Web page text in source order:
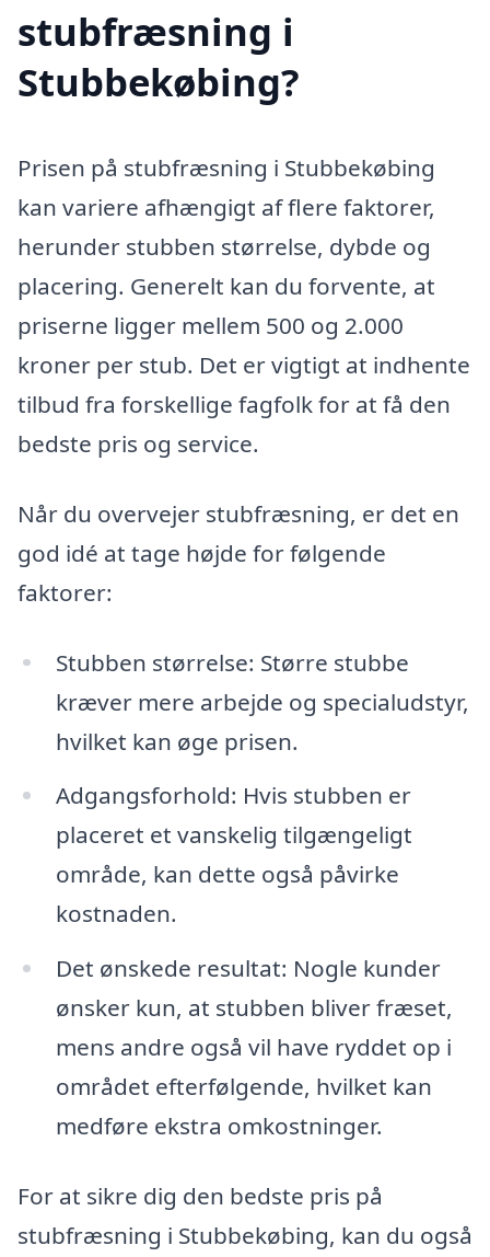
stubfræsning i
Stubbekøbing?
Prisen på stubfræsning i Stubbekøbing
kan variere afhængigt af flere faktorer,
herunder stubben størrelse, dybde og
placering. Generelt kan du forvente, at
priserne ligger mellem 500 og 2.000
kroner per stub. Det er vigtigt at indhente
tilbud fra forskellige fagfolk for at få den
bedste pris og service.
Når du overvejer stubfræsning, er det en
god idé at tage højde for følgende
faktorer:
Stubben størrelse: Større stubbe
kræver mere arbejde og specialudstyr,
hvilket kan øge prisen.
Adgangsforhold: Hvis stubben er
placeret et vanskelig tilgængeligt
område, kan dette også påvirke
kostnaden.
Det ønskede resultat: Nogle kunder
ønsker kun, at stubben bliver fræset,
mens andre også vil have ryddet op i
området efterfølgende, hvilket kan
medføre ekstra omkostninger.
For at sikre dig den bedste pris på
stubfræsning i Stubbekøbing, kan du også